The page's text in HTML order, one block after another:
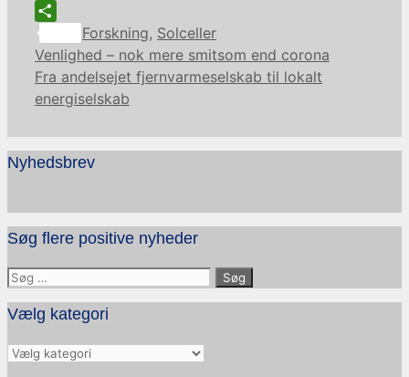
Share
Kategorier
Forskning, Solceller
Venlighed – nok mere smitsom end corona
Fra andelsejet fjernvarmeselskab til lokalt
energiselskab
Nyhedsbrev
Søg flere positive nyheder
Søg
efter:
Vælg kategori
Vælg